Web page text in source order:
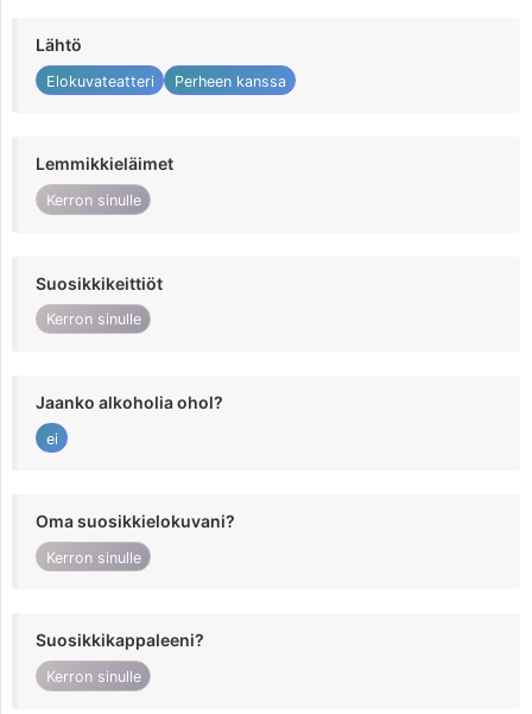
Lähtö
Elokuvateatteri Perheen kanssa
Lemmikkieläimet
Kerron sinulle
Suosikkikeittiöt
Kerron sinulle
Jaanko alkoholia ohol?
ei
Oma suosikkielokuvani?
Kerron sinulle
Suosikkikappaleeni?
Kerron sinulle